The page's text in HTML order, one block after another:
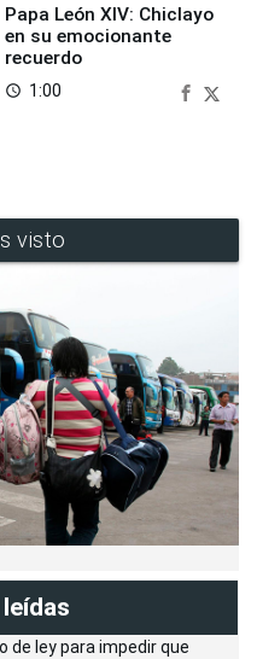
Papa León XIV: Chiclayo
en su emocionante
recuerdo
access_time 1:00
visto
de ley para impedir que